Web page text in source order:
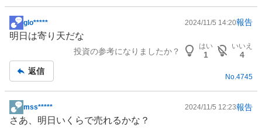
掲
示
事
glo***** 2024/11/5 14:20報告
明日は寄り天だな
投資の参考になりましたか？
はい
1
いいえ
4
返信
No.4745
掲
示
mss***** 2024/11/5 12:23報告
さあ、明日いくらで売れるかな？